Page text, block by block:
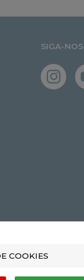
SIGA-NOS
COOKIES